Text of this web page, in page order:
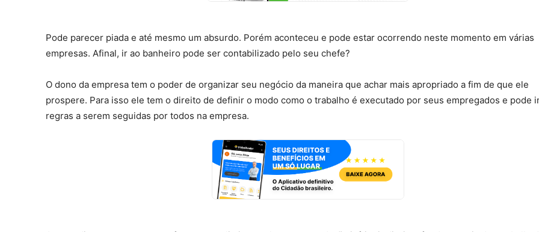
Pode parecer piada e até mesmo um absurdo. Porém aconteceu e pode estar ocorrendo neste momento em várias
empresas. Afinal, ir ao banheiro pode ser contabilizado pelo seu chefe?
O dono da empresa tem o poder de organizar seu negócio da maneira que achar mais apropriado a fim de que ele
prospere. Para isso ele tem o direito de definir o modo como o trabalho é executado por seus empregados e pode
regras a serem seguidas por todos na empresa.